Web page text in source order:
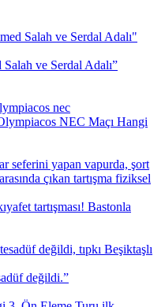
ve Serdal Adalı”
NEC Maçı Hangi
tartışması! Bastonla
değildi.”